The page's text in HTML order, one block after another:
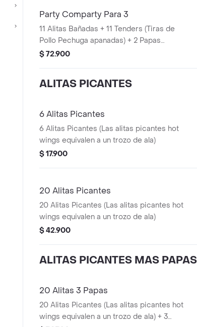
Party Comparty Para 3
11 Alitas Bañadas + 11 Tenders (Tiras de
Pollo Pechuga apanadas) + 2 Papas
$ 72.900
ALITAS PICANTES
6 Alitas Picantes
6 Alitas Picantes (Las alitas picantes hot
wings equivalen a un trozo de ala)
$ 17.900
20 Alitas Picantes
20 Alitas Picantes (Las alitas picantes hot
wings equivalen a un trozo de ala)
$ 42.900
ALITAS PICANTES MAS PAPAS
20 Alitas 3 Papas
20 Alitas Picantes (Las alitas picantes hot
wings equivalen a un trozo de ala) + 3